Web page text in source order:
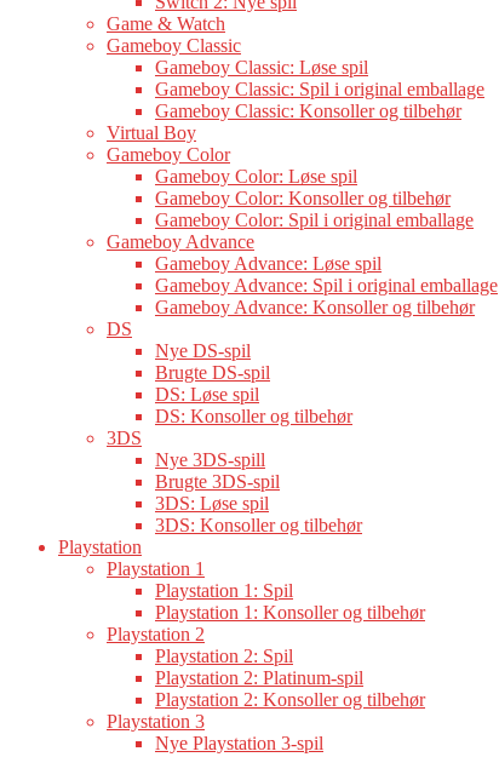
Game & Watch
Gameboy Classic
Gameboy Classic: Løse spil
Gameboy Classic: Spil i original emballage
Gameboy Classic: Konsoller og tilbehør
Virtual Boy
Gameboy Color
Gameboy Color: Løse spil
Gameboy Color: Konsoller og tilbehør
Gameboy Color: Spil i original emballage
Gameboy Advance
Gameboy Advance: Løse spil
Gameboy Advance: Spil i original emballage
Gameboy Advance: Konsoller og tilbehør
DS
Nye DS-spil
Brugte DS-spil
DS: Løse spil
DS: Konsoller og tilbehør
3DS
Nye 3DS-spill
Brugte 3DS-spil
3DS: Løse spil
3DS: Konsoller og tilbehør
Playstation
Playstation 1
Playstation 1: Spil
Playstation 1: Konsoller og tilbehør
Playstation 2
Playstation 2: Spil
Playstation 2: Platinum-spil
Playstation 2: Konsoller og tilbehør
Playstation 3
Nye Playstation 3-spil